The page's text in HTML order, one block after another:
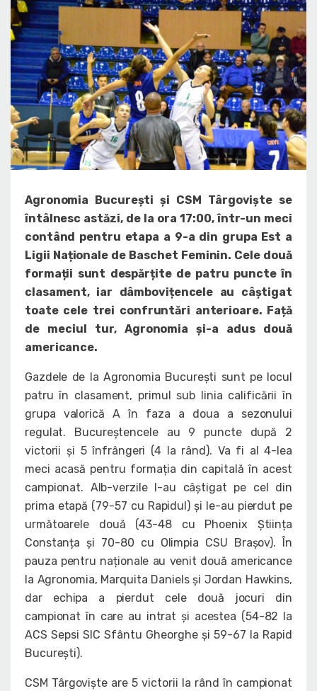
Agronomia București și CSM Târgoviște se
întâlnesc astăzi, de la ora 17:00, într-un meci
contând pentru etapa a 9-a din grupa Est a
Ligii Naționale de Baschet Feminin. Cele două
formații sunt despărțite de patru puncte în
clasament, iar dâmbovițencele au câștigat
toate cele trei confruntări anterioare. Față
de meciul tur, Agronomia și-a adus două
americance.
Gazdele de la Agronomia București sunt pe locul
patru în clasament, primul sub linia calificării în
grupa valorică A în faza a doua a sezonului
regulat. Bucureștencele au 9 puncte după 2
victorii și 5 înfrângeri (4 la rând). Va fi al 4-lea
meci acasă pentru formația din capitală în acest
campionat. Alb-verzile l-au câștigat pe cel din
prima etapă (79-57 cu Rapidul) și le-au pierdut pe
următoarele două (43-48 cu Phoenix Știința
Constanța și 70-80 cu Olimpia CSU Brașov). În
pauza pentru naționale au venit două americance
la Agronomia, Marquita Daniels și Jordan Hawkins,
dar echipa a pierdut cele două jocuri din
campionat în care au intrat și acestea (54-82 la
ACS Sepsi SIC Sfântu Gheorghe și 59-67 la Rapid
București).
CSM Târgoviște are 5 victorii la rând în campionat